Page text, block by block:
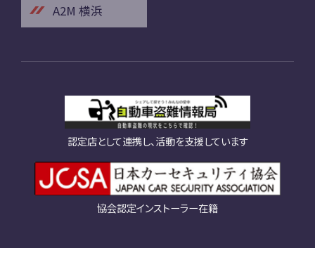
A2M 横浜
認定店として連携し、活動を支援しています
協会認定インストーラー在籍